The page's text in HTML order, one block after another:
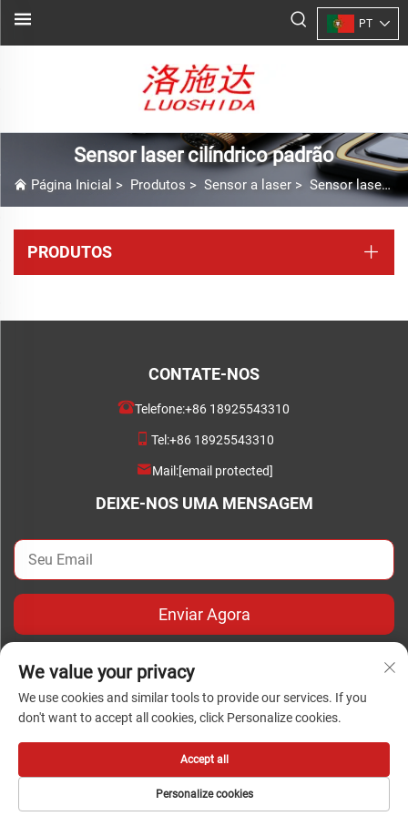
PT
Sensor laser cilíndrico padrão
Página Inicial > Produtos > Sensor a laser > Sensor laser cilíndrico padrão
PRODUTOS
CONTATE-NOS
Telefone:+86 18925543310
Tel:+86 18925543310
Mail:[email protected]
DEIXE-NOS UMA MENSAGEM
Enviar Agora
Automation Co., Ltd. todos os direitos reservados
We value your privacy
We use cookies and similar tools to provide our services. If you
don't want to accept all cookies, click Personalize cookies.
Personalize cookies
Accept all